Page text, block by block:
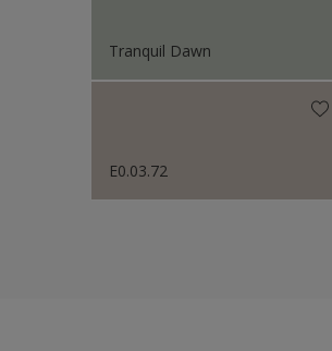
Tranquil Dawn
E0.03.72